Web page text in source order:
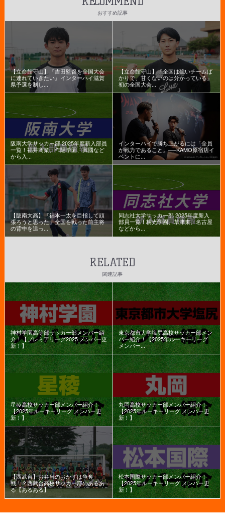
おすすめ記事
【立命館守山】『吉田監督を全国大会
に連れていきたい』インターハイ滋賀
県予選を制し...
【立命館守山】『全国は強いチームば
かりで、甘くないのは分かっている』
初の全国大会...
阪南大学サッカー部 2025年度新入部員
一覧！福井商業、作陽学園、興國など
から入...
インターハイで勝ち上がるには「全員
が戦力であること」──KAMO原宿店イ
ベントに...
【阪南大高】『福本一太を目指して頑
張ろうと思った』全国を戦った前主将
の背中を追っ...
同志社大学サッカー部 2025年度新入
部員一覧！桐光学園、草津東、名古屋
などから...
RELATED
関連記事
神村学園高等部サッカー部メンバー紹
介！【プレミアリーグ2025 メンバー更
新！】
東京都市大学塩尻高校サッカー部メン
バー紹介！【2025年ルーキーリーグ
メンバー...
星稜高校サッカー部メンバー紹介！
【2025年ルーキーリーグ メンバー更
新！】
丸岡高校サッカー部メンバー紹介！
【2025年ルーキーリーグ メンバー更
新！】
【西武台】お弁当のおかずは争奪
戦！？西武台高校サッカー部のあるあ
る【あるある】
松本国際サッカー部メンバー紹介！
【2025年ルーキーリーグ メンバー更
新！】